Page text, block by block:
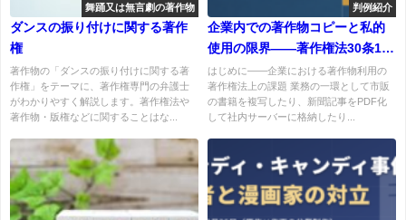
舞踊又は無言劇の著作物
ダンスの振り付けに関する著作
権
著作物の「ダンスの振り付けに関する著
作権」をテーマに、著作権専門の弁護士
がわかりやすく解説します。著作権法や
著作物・版権などに関することはな...
判例紹介
企業内での著作物コピーと私的
使用の限界――著作権法30条1項
の適用範囲と公衆送信権の交錯
はじめに――企業における著作物利用の
著作権法上の課題 業務の一環として市販
の書籍を複写したり、新聞記事をPDF化
して社内サーバーに格納したり...